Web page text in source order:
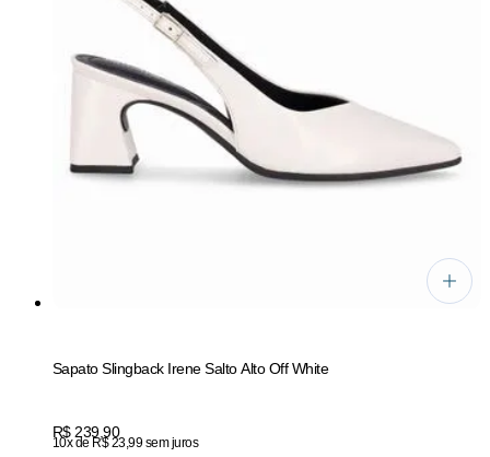
Sapato Slingback Irene Salto Alto Off White
Price:
R$ 239,90
10x de R$ 23,99 sem juros